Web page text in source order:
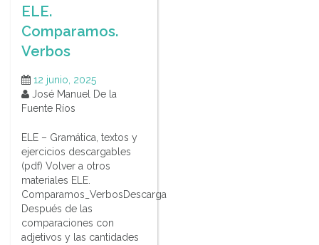
ELE.
Comparamos.
Verbos
12 junio, 2025
José Manuel De la
Fuente Ríos
ELE – Gramática, textos y
ejercicios descargables
(pdf) Volver a otros
materiales ELE.
Comparamos_VerbosDescarga
Después de las
comparaciones con
adjetivos y las cantidades